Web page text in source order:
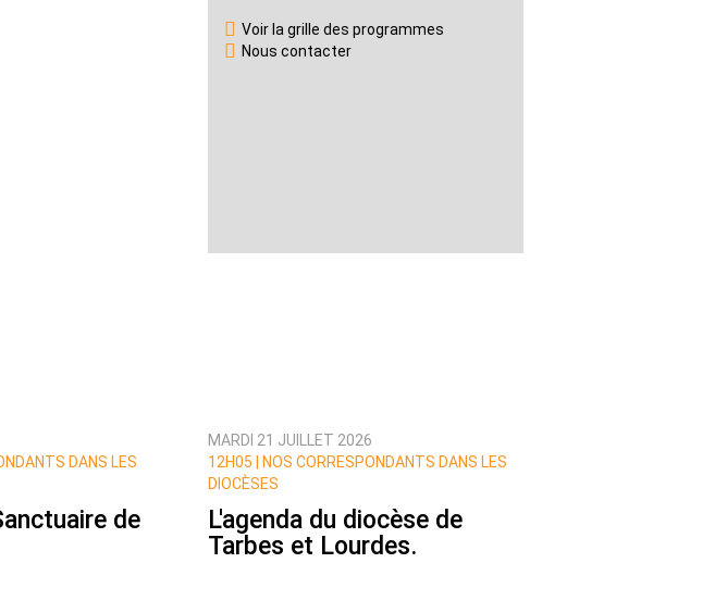
Voir la grille des programmes
Nous contacter
DANS LES
de
MARDI 21 JUILLET 2026
12H05 |
NOS CORRESPONDANTS DANS LES
DIOCÈSES
L'agenda du diocèse de
Tarbes et Lourdes.